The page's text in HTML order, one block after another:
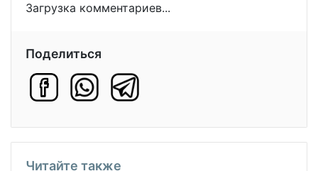
Загрузка комментариев...
Поделиться
Читайте также